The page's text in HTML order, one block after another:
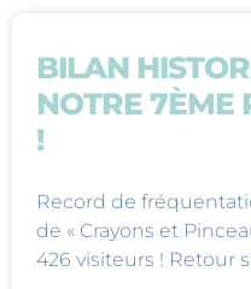
BILAN
NOTRE 7ÈME
!
Record de
de « Crayons et
426 visiteurs ! Retour